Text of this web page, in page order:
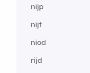
nijp
nijt
niod
rijd